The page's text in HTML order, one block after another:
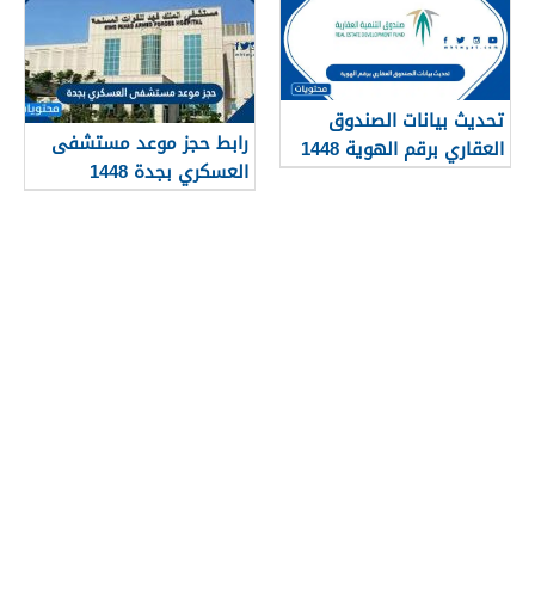
تحديث بيانات الصندوق
العقاري برقم الهوية 1448
الرابط والخطوات
رابط حجز موعد مستشفى
العسكري بجدة 1448